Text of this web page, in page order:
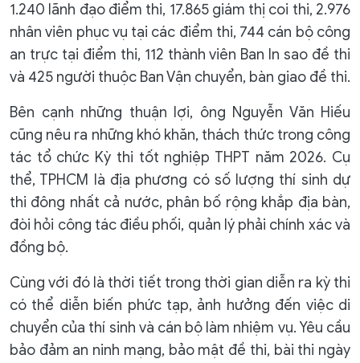
1.240 lãnh đạo điểm thi, 17.865 giám thị coi thi, 2.976
nhân viên phục vụ tại các điểm thi, 744 cán bộ công
an trực tại điểm thi, 112 thành viên Ban In sao đề thi
và 425 người thuộc Ban Vận chuyển, bàn giao đề thi.
Bên cạnh những thuận lợi, ông Nguyễn Văn Hiếu
cũng nêu ra những khó khăn, thách thức trong công
tác tổ chức Kỳ thi tốt nghiệp THPT năm 2026. Cụ
thể, TPHCM là địa phương có số lượng thí sinh dự
thi đông nhất cả nước, phân bố rộng khắp địa bàn,
đòi hỏi công tác điều phối, quản lý phải chính xác và
đồng bộ.
Cùng với đó là thời tiết trong thời gian diễn ra kỳ thi
có thể diễn biến phức tạp, ảnh hưởng đến việc di
chuyển của thí sinh và cán bộ làm nhiệm vụ. Yêu cầu
bảo đảm an ninh mạng, bảo mật đề thi, bài thi ngày